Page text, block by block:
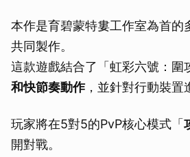
本作是育碧蒙特婁工作室為首的
共同製作。
這款遊戲結合了「虹彩六號：圍
和快節奏動作，並針對行動裝置
玩家將在5對5的PvP核心模式「
開對戰。